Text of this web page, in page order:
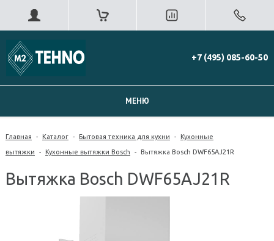
+7 (495) 085-60-50
МЕНЮ
Главная - Каталог - Бытовая техника для кухни - Кухонные
вытяжки - Кухонные вытяжки Bosch - Вытяжка Bosch DWF65AJ21R
Вытяжка Bosch DWF65AJ21R